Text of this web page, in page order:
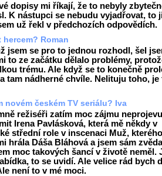
dopisy mi říkají, že to nebyly
K nástupci se nebudu vyjadřovat, to
už řekl v předchozích odpovědích.
Roman
jsem se pro to jednou rozhodl, šel
to ze začátku dělalo problémy,
trému. Ale když se to konečně
tam nádherné chvíle. Nelituju toho, je
novém českém TV seriálu? Iva
režiséři zatím moc zájmu
Irena Pavlásková, která mě někdy v
střední role v inscenaci Muž, kterého
hrála Dáša Bláhová a jsem sám
moc takových šancí v životě neměl.
to se uvidí. Ale velice rád bych
není to v mé moci.